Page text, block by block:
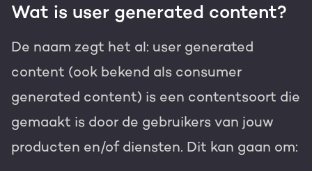
Wat is user generated content?
De naam zegt het al: user generated
content (ook bekend als consumer
generated content) is een contentsoort die
gemaakt is door de gebruikers van jouw
producten en/of diensten. Dit kan gaan om: